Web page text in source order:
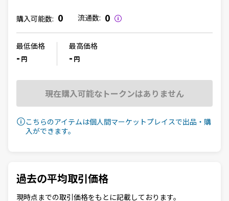
購入可能数: 0 流通数: 0
最低価格
- 円
最高価格
- 円
現在購入可能なトークンはありません
こちらのアイテムは個人間マーケットプレイスで出品・購
入ができます。
過去の平均取引価格
現時点までの取引価格をもとに記載しております。